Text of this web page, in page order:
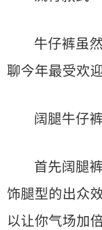
牛仔裤虽
聊今年最受欢
阔腿牛仔裤
首先阔腿
饰腿型的出众
以让你气场加